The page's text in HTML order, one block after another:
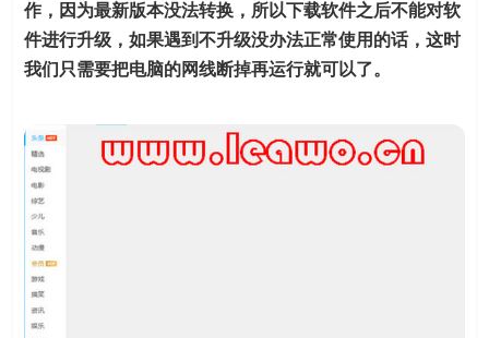
作，因为最新版本没法转换，所以下载软件之后不能对软
件进行升级，如果遇到不升级没办法正常使用的话，这时
我们只需要把电脑的网线断掉再运行就可以了。